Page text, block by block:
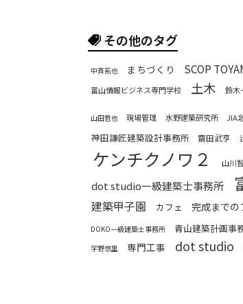
その他のタグ
中斉拓也 まちづくり SCOP
富山情報ビジネス専門学校 土木 鈴木
山田哲也 現場管理 水野建築研究所 JIA
神田謙匠建築設計事務所 齋田武亨
ケンチクノワ２ 山川
dot studio一級建築士事務所
建築甲子園 カフェ 完成までの
DOKO一級建築士事務所 青山建築計画事
宇野悠里 専門工事 dot studio